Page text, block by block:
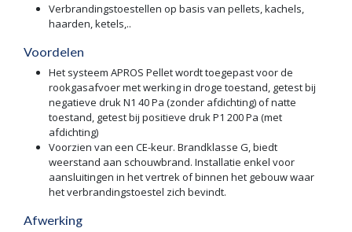
Verbrandingstoestellen op basis van pellets, kachels,
haarden, ketels,..
Voordelen
Het systeem APROS Pellet wordt toegepast voor de
rookgasafvoer met werking in droge toestand, getest bij
negatieve druk N1 40 Pa (zonder afdichting) of natte
toestand, getest bij positieve druk P1 200 Pa (met
afdichting)
Voorzien van een CE-keur. Brandklasse G, biedt
weerstand aan schouwbrand. Installatie enkel voor
aansluitingen in het vertrek of binnen het gebouw waar
het verbrandingstoestel zich bevindt.
Afwerking